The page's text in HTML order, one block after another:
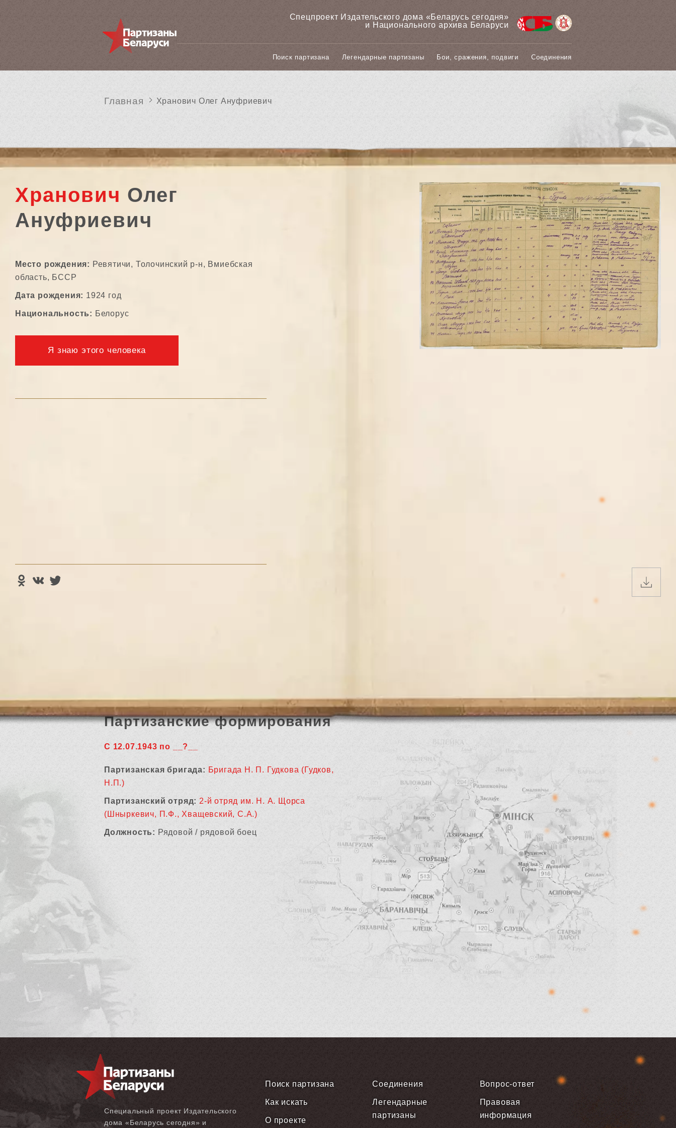
Спецпроект Издательского дома «‎Беларусь сегодня»
и Национального архива Беларуси
Поиск партизана Легендарные партизаны Бои, сражения, подвиги Соединения
Главная Хранович Олег Ануфриевич
Хранович Олег
Ануфриевич
Место рождения: Ревятичи, Толочинский р-н, Вмиебская
область, БССР
Дата рождения: 1924 год
Национальность: Белорус
Я знаю этого человека
Партизанские формирования
С 12.07.1943 по __?__
Партизанская бригада: Бригада Н. П. Гудкова (Гудков,
Н.П.)
Партизанский отряд: 2-й отряд им. Н. А. Щорса
(Шныркевич, П.Ф., Хващевский, С.А.)
Должность: Рядовой / рядовой боец
Специальный проект Издательского
дома «‎Беларусь сегодня» и
Поиск партизана
Как искать
О проекте
Соединения
Легендарные
партизаны
Вопрос-ответ
Правовая
информация